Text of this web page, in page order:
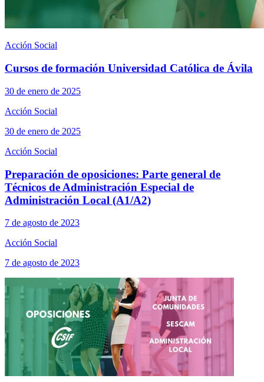
Acción Social
Cursos de formación Universidad Católica de Ávila
30 de enero de 2025
Acción Social
30 de enero de 2025
Acción Social
Preparación de oposiciones: Parte general de
Técnicos de Administración Especial de
Administración Local (A1/A2)
7 de agosto de 2023
Acción Social
7 de agosto de 2023